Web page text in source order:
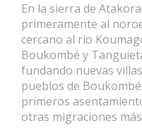
En la sierra de
primeramente al
cercano al río
Boukombé y
fundando nuevas
pueblos de
primeros
otras migraciones